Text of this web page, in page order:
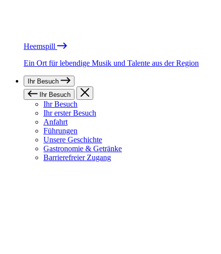
Heemspill
Ein Ort für lebendige Musik und Talente aus der Region
Ihr Besuch
Ihr Besuch
Ihr Besuch
Ihr erster Besuch
Anfahrt
Führungen
Unsere Geschichte
Gastronomie & Getränke
Barrierefreier Zugang